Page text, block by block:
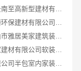
品质装饰家装服务报价，佛山市雅居美家建筑装饰工程有限公司
售后质保完善，湖南美学筑家建材有限公司软装配套
福建尚艺空间新材料科技有限公司半包室内家装全屋改造